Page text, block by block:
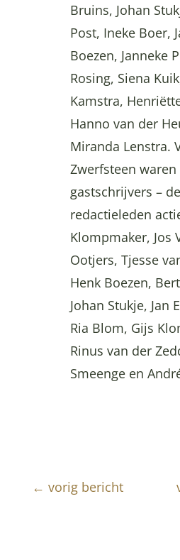
Bruins, Johan
Post, Ineke Boer,
Boezen, Janneke
Rosing, Siena
Kamstra,
Hanno van der
Miranda Lenstra.
Zwerfsteen waren
gastschrijvers –
redactieleden
Klompmaker, Jos
Ootjers, Tjesse
Henk Boezen,
Johan Stukje, Jan
Ria Blom, Gijs
Rinus van der
Smeenge en
← vorig bericht